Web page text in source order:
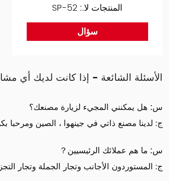
المنتجات لا.: SP-52
سؤال
الأسئلة الشائعة - إذا كانت لديك أي
س: هل يمكنني المجيء لزيارة مصنعك؟
ج: لدينا مصنع ذاتي في جينهوا ، الصين ومرحبا
س: ما هم عملائك الرئيسيين？
ج: المستوردون الأجانب وتجار الجملة وتجار